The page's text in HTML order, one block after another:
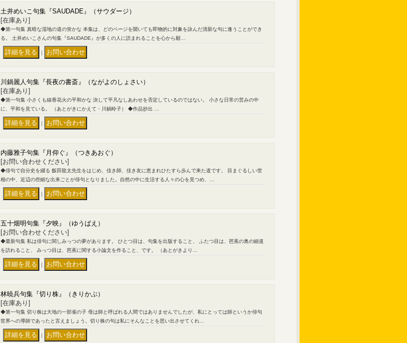
土井めいこ句集『SAUDADE』（サウダージ）
[在庫あり]
◆第一句集 真暗な湿地の道の蛍かな 本集は、どのページを開いても即物的に対象を詠んだ清新な句に逢うことができ
る。 土井めいこさんの句集『SAUDADE』が多くの人に読まれることを心から願…
｜
川鍋麗人句集『長夜の書斎』（ながよのしょさい）
[在庫あり]
◆第一句集 小さくも線香花火の平和かな 決して平凡なしあわせを否定しているのではない。 小さな日常の営みの中
に、平和を見ている。 （あとがきにかえて・川鍋昤子） ◆作品抄出 …
｜
内藤雅子句集『月仰ぐ』（つきあおぐ）
[お問い合わせください]
◆俳句で自分史を綴る 飯田龍太先生をはじめ、佳き師、佳き友に恵まれひたすら歩んで来た道です。 目まぐるしい世
相の中、近辺の些細な出来ごとが俳句となりました。自然の中に生活する人々の心を見つめ、…
｜
五十畑明句集『夕映』（ゆうばえ）
[お問い合わせください]
◆最新句集 私は俳句に関しみっつの夢があります。 ひとつ目は、句集を出版すること、 ふたつ目は、芭蕉の奥の細道
を訪れること、 みっつ目は、芭蕉に関する小論文を作ること、です。 （あとがきより…
｜
林暁兵句集『切り株』（きりかぶ）
[在庫あり]
◆第一句集 切り株は大地の一部雀の子 母は師と呼ばれる人間ではありませんでしたが、私にとっては師というか俳句
世界への導師であったと言えましょう。切り株の句は私にそんなことを思い出させてくれ…
｜